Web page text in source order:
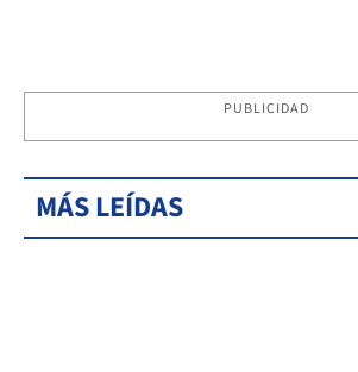
PUBLICIDAD
MÁS LEÍDAS